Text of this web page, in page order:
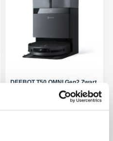
DEEBOT T50 OMNI Gen2 Zwart
ECOVACS ultradunne DEEBOT-
schoonmaakrobot voor uw hele